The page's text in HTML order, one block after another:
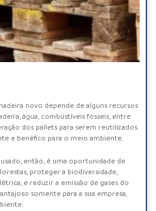
novo depende de alguns recursos
água, combustíveis fósseis, entre
dos pallets para serem reutilizados
e benéfico para o meio ambiente.
então, é uma oportunidade de
proteger a biodiversidade,
e reduzir a emissão de gases do
somente para a sua empresa,